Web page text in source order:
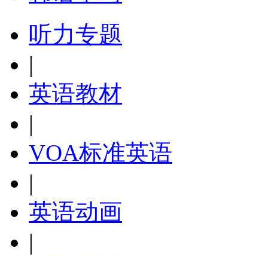
听力专题
|
英语教材
|
VOA标准英语
|
英语动画
|